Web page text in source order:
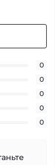
0
0
0
0
0